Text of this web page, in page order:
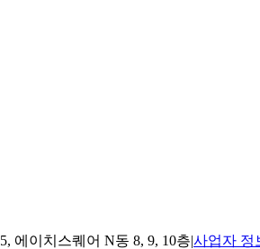
에이치스퀘어 N동 8, 9, 10층|사업자 정